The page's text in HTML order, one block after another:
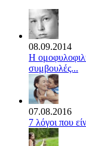
08.09.2014
Η
συμβουλές...
07.08.2016
7 λόγοι που